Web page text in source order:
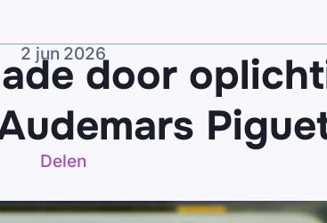
2 jun 2026door
Delen